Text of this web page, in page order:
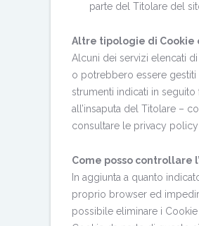
parte del Titolare del
Altre tipologie di
Alcuni dei servizi elencati
o potrebbero essere gestiti
strumenti indicati in
all’insaputa del Titolare –
consultare le privacy policy
Come posso controllare
In aggiunta a quanto
proprio browser ed
possibile eliminare i